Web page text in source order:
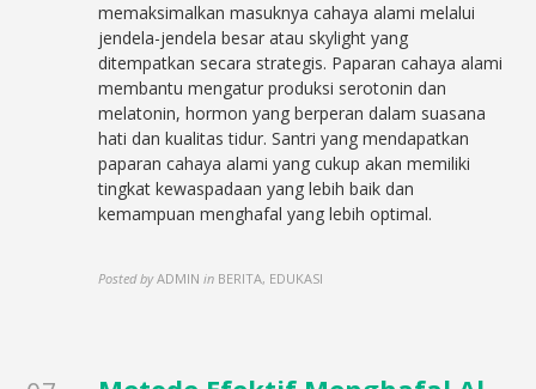
memaksimalkan masuknya cahaya alami melalui
jendela-jendela besar atau skylight yang
ditempatkan secara strategis. Paparan cahaya alami
membantu mengatur produksi serotonin dan
melatonin, hormon yang berperan dalam suasana
hati dan kualitas tidur. Santri yang mendapatkan
paparan cahaya alami yang cukup akan memiliki
tingkat kewaspadaan yang lebih baik dan
kemampuan menghafal yang lebih optimal.
Posted by ADMIN in BERITA, EDUKASI